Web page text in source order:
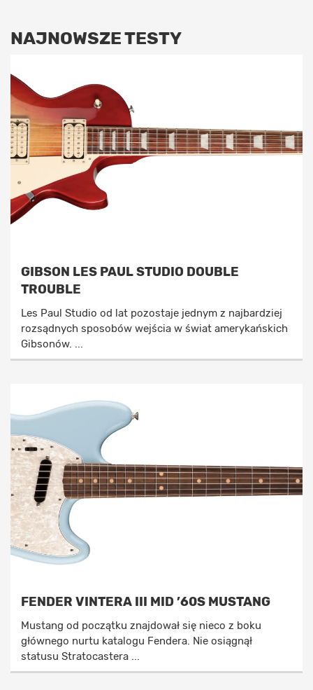
NAJNOWSZE TESTY
GIBSON LES PAUL STUDIO DOUBLE
TROUBLE
Les Paul Studio od lat pozostaje jednym z najbardziej
rozsądnych sposobów wejścia w świat amerykańskich
Gibsonów. ...
FENDER VINTERA III MID ’60S MUSTANG
Mustang od początku znajdował się nieco z boku
głównego nurtu katalogu Fendera. Nie osiągnął
statusu Stratocastera ...